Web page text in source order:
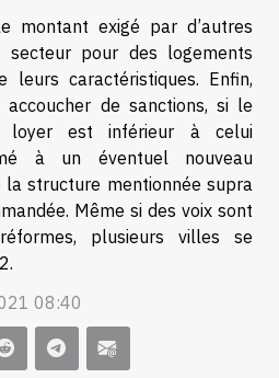
montant exigé par d’autres
secteur pour des logements
leurs caractéristiques. Enfin,
de sanctions, si le
loyer est inférieur à celui
à un éventuel nouveau
la structure mentionnée supra
Même si des voix sont
plusieurs villes se
08:40